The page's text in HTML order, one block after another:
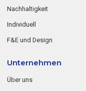
Nachhaltigkeit
Individuell
F&E und Design
Unternehmen
Über uns